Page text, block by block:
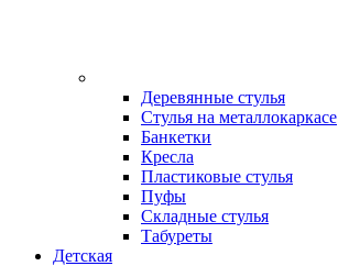
Деревянные стулья
Стулья на металлокаркасе
Банкетки
Кресла
Пластиковые стулья
Пуфы
Складные стулья
Табуреты
Детская